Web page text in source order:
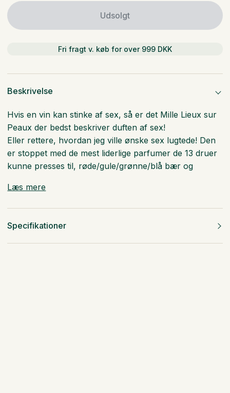
Udsolgt
Fri fragt v. køb for over 999 DKK
Beskrivelse
Hvis en vin kan stinke af sex, så er det Mille Lieux sur
Peaux der bedst beskriver duften af sex!
Eller rettere, hvordan jeg ville ønske sex lugtede! Den
er stoppet med de mest liderlige parfumer de 13 druer
kunne presses til, røde/gule/grønne/blå bær og
Læs mere
Specifikationer